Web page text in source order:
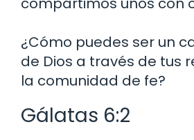
¿Cómo puedes ser un
de Dios a través de tus
la comunidad de fe?
Gálatas 6:2